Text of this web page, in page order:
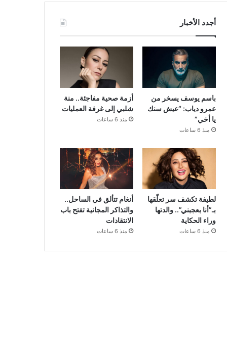
أجدد الأخبار
باسم يوسف يسخر من
عمرو دياب: “عيش سنك
يا أخي”
منذ 6 ساعات
أزمة صحية مفاجئة.. منة
شلبي إلى غرفة العمليات
منذ 6 ساعات
لطيفة تكشف سر تعلّقها
بـ”أنا بعجبني”.. والدتها
وراء الحكاية
منذ 6 ساعات
أنغام تتألق في الساحل..
والتذاكر المجانية تفتح باب
الانتقادات
منذ 6 ساعات